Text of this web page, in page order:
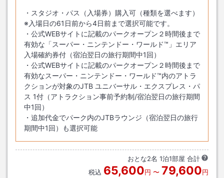
・スタジオ・パス（入場券）購入可（種類を選べます）
※入場日の61日前から4日前まで選択可能です。
・公式WEBサイトに記載のパークオープン２時間後まで
有効な「スーパー・ニンテンドー・ワールド™」エリア
入場確約券付（宿泊翌日の旅行期間中1回）
・公式WEBサイトに記載のパークオープン２時間後まで
有効なスーパー・ニンテンドー・ワールド™内のアトラ
クションが対象のJTB ユニバーサル・エクスプレス・パ
ス 1付（アトラクション事前予約制/宿泊翌日の旅行期間
中1回）
・追加代金でパーク内のJTBラウンジ（宿泊翌日の旅行
期間中1回）も選択可能
おとな2名 1泊1部屋 合計
税込 65,600円 〜 79,600円